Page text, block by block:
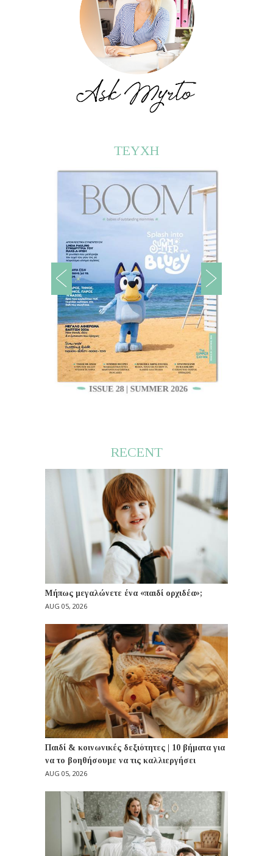
ΤΕΥΧΗ
RECENT
Μήπως μεγαλώνετε ένα «παιδί ορχιδέα»;
AUG 05, 2026
Παιδί & κοινωνικές δεξιότητες | 10 βήματα για
να το βοηθήσουμε να τις καλλιεργήσει
AUG 05, 2026